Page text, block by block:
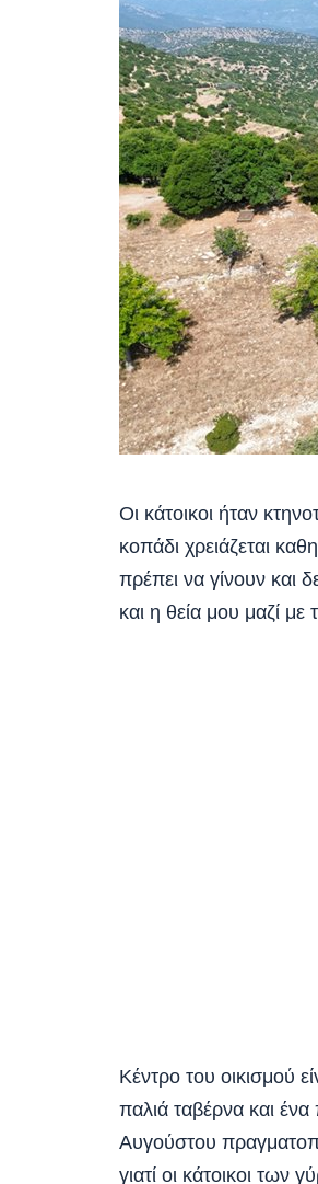
Οι κάτοικοι ήταν
κοπάδι χρειάζεται
πρέπει να γίνουν και
και η θεία μου μαζί με
Κέντρο του οικισμού
παλιά ταβέρνα και
Αυγούστου
γιατί οι κάτοικοι